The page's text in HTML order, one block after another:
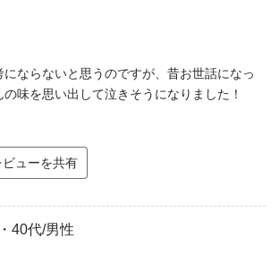
ならないと思うのですが、昔お世話になっ
味を思い出して泣きそうになりました！
ビューを共有
・40代/男性